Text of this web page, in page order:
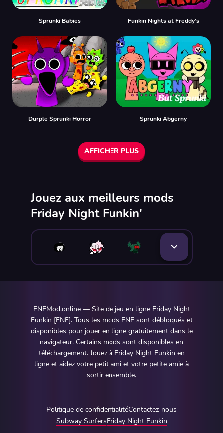
Sprunki Babies Funkin Nights at Freddy’s
Durple Sprunki Horror Sprunki Abgerny
AFFICHER PLUS
Jouez aux meilleurs mods
Friday Night Funkin'
FNFMod.online — Site de jeu en ligne Friday Night
Funkin [FNF]. Tous les mods FNF sont débloqués et
disponibles pour jouer en ligne gratuitement dans le
navigateur. Certains mods sont disponibles en
téléchargement. Jouez à Friday Night Funkin en
ligne et aidez votre petit ami et votre petite amie à
sortir ensemble.
Politique de confidentialitéContactez-nous
Subway SurfersFriday Night Funkin